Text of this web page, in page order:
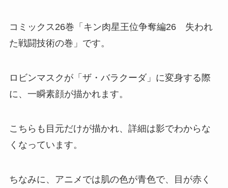
コミックス26巻「 キン肉星王位争奪編26 失われ
た戦闘技術の巻 」です。
ロビンマスクが「ザ・バラクーダ」に変身する 際
に、一瞬素顔が描かれます。
こちらも目元だけが描かれ、詳細は影でわからな
くなっています。
ちなみに、アニメでは肌の色が青色で、 目が赤く